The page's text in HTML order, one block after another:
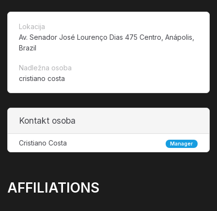
Lokacija
Av. Senador José Lourenço Dias 475 Centro, Anápolis,
Brazil
Nadležna osoba
cristiano costa
Kontakt osoba
Cristiano Costa Manager
AFFILIATIONS